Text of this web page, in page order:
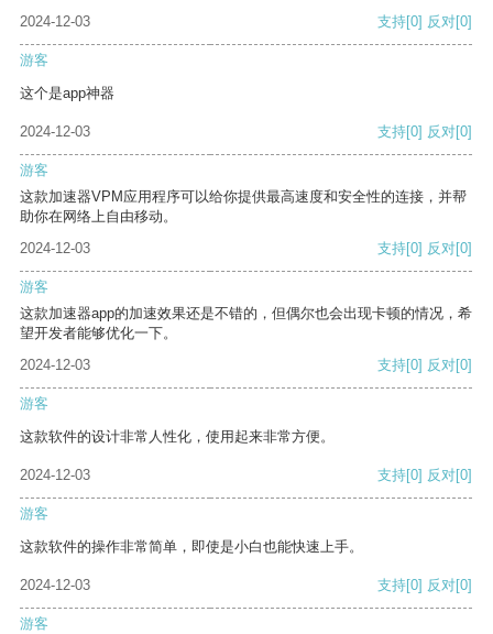
2024-12-03
支持[0] 反对[0]
游客
这个是app神器
2024-12-03 支持[0] 反对[0]
游客
这款加速器VPM应用程序可以给你提供最高速度和安全性的连接，并帮
助你在网络上自由移动。
2024-12-03
支持[0] 反对[0]
游客
这款加速器app的加速效果还是不错的，但偶尔也会出现卡顿的情况，希
望开发者能够优化一下。
2024-12-03
支持[0] 反对[0]
游客
这款软件的设计非常人性化，使用起来非常方便。
2024-12-03 支持[0] 反对[0]
游客
这款软件的操作非常简单，即使是小白也能快速上手。
2024-12-03 支持[0] 反对[0]
游客